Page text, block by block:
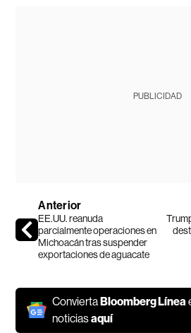
PUBLICIDAD
Anterior
EE.UU. reanuda
parcialmente operaciones en
Michoacán tras suspender
exportaciones de aguacate
ConviertaBloomberg Línea
noticiasaquí